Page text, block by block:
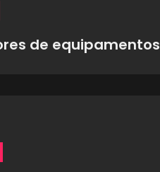
de equipamentos